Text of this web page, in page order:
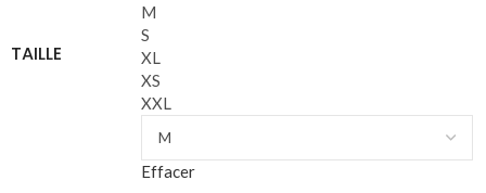
TAILLE
M
S
XL
XS
XXL
Effacer